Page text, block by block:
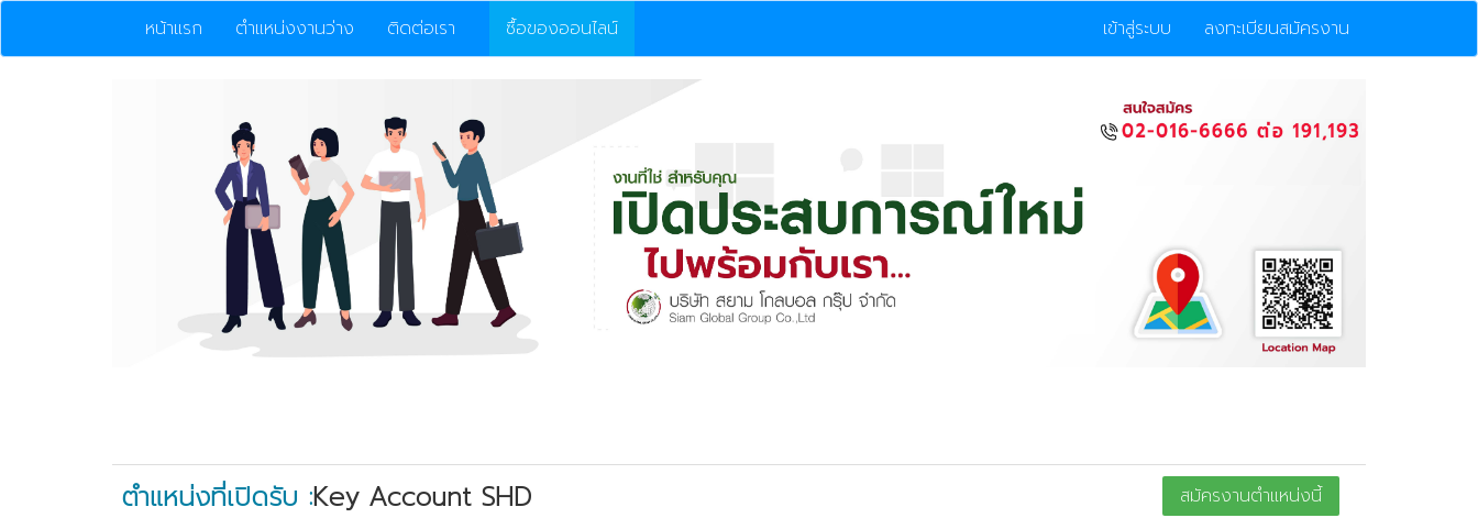
หน้าแรก ตำแหน่งงานว่าง ติดต่อเรา ซื้อของออนไลน์ เข้าสู่ระบบ ลงทะเบียนสมัครงาน
ตำแหน่งที่เปิดรับ :Key Account SHD สมัครงานตำแหน่งนี้